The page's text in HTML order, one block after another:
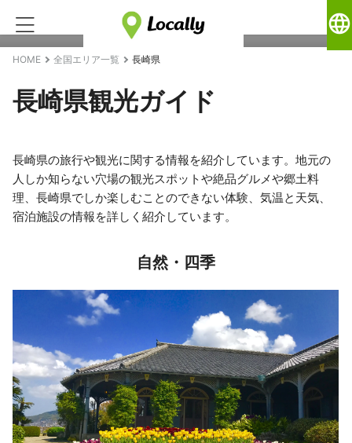
language
HOME 全国エリア一覧 長崎県
長崎県観光ガイド
長崎県の旅行や観光に関する情報を紹介しています。地元の
人しか知らない穴場の観光スポットや絶品グルメや郷土料
理、長崎県でしか楽しむことのできない体験、気温と天気、
宿泊施設の情報を詳しく紹介しています。
自然・四季